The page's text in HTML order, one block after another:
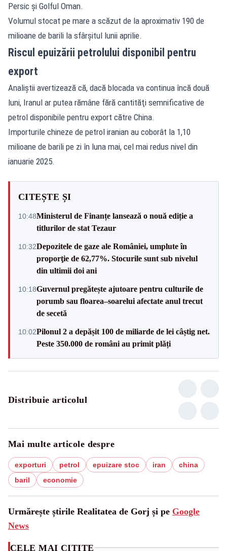
Persic şi Golful Oman.
Volumul stocat pe mare a scăzut de la aproximativ 190 de
milioane de barili la sfârşitul lunii aprilie.
Riscul epuizării petrolului disponibil pentru
export
Analiştii avertizează că, dacă blocada va continua încă două
luni, Iranul ar putea rămâne fără cantităţi semnificative de
petrol disponibile pentru export către China.
Importurile chineze de petrol iranian au coborât la 1,10
milioane de barili pe zi în luna mai, cel mai redus nivel din
ianuarie 2025.
CITEȘTE ȘI
10:48Ministerul de Finanțe lansează o nouă ediție a
titlurilor de stat Tezaur
10:32Depozitele de gaze ale României, umplute în
proporţie de 62,77%. Stocurile sunt sub nivelul
din ultimii doi ani
10:18Guvernul pregătește ajutoare pentru culturile de
porumb sau floarea–soarelui afectate anul trecut
de secetă
10:02Pilonul 2 a depășit 100 de miliarde de lei câștig net.
Peste 350.000 de români au primit plăți
Distribuie articolul
Mai multe articole despre
exporturi petrol epuizare stoc iran
china
baril
economie
Urmărește știrile Realitatea de Gorj și pe Google
News
CELE MAI CITITE